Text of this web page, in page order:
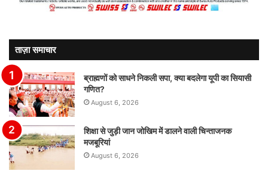
ताज़ा समाचार
ब्राह्मणों को साधने निकली सपा, क्या बदलेगा यूपी का सियासी
गणित?
August 6, 2026
शिक्षा से जुड़ी जान जोखिम में डालने वाली चिन्ताजनक
मजबूरियां
August 6, 2026